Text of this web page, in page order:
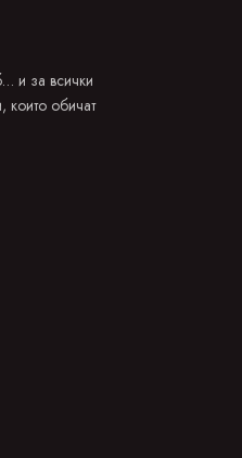
и за всички
които обичат